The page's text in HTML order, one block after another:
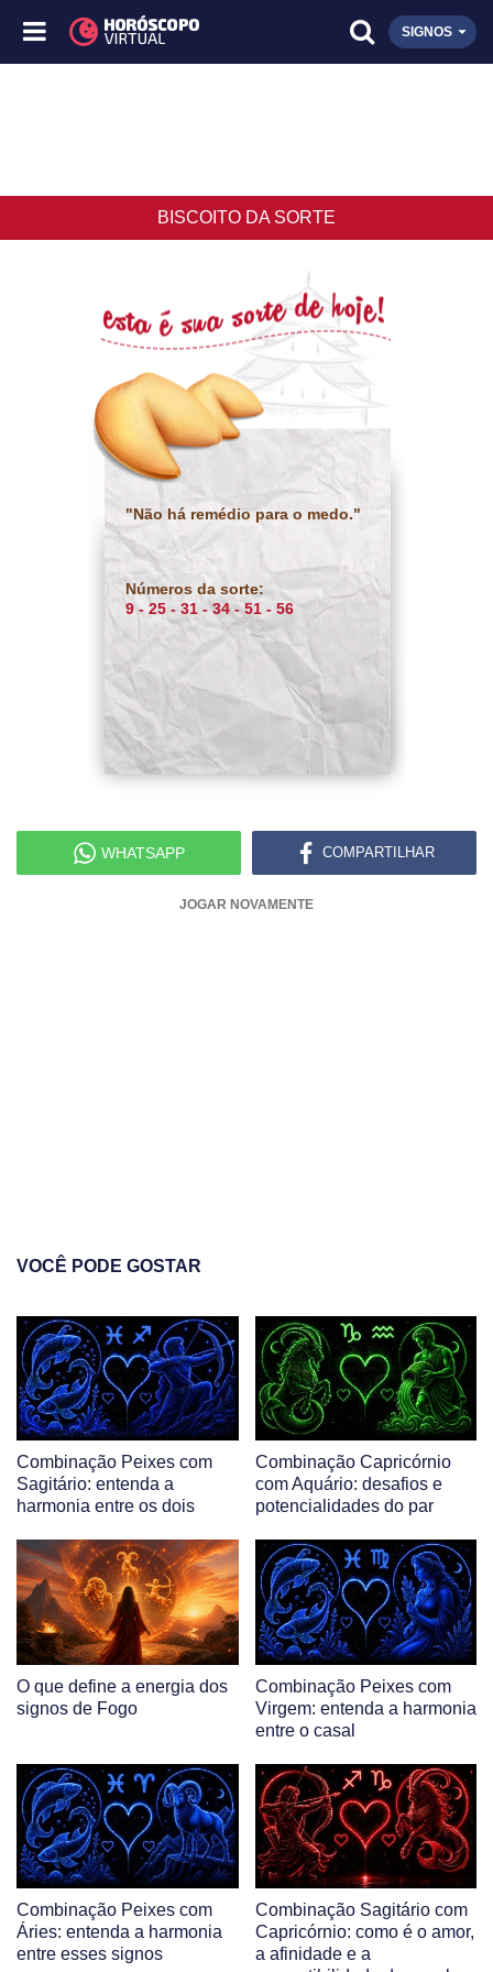
SIGNOS
BISCOITO DA SORTE
"Não há remédio para o medo."
Números da sorte:
9 - 25 - 31 - 34 - 51 - 56
WHATSAPP COMPARTILHAR
JOGAR NOVAMENTE
VOCÊ PODE GOSTAR
Combinação Peixes com
Sagitário: entenda a
harmonia entre os dois
Combinação Capricórnio
com Aquário: desafios e
potencialidades do par
O que define a energia dos
signos de Fogo
Combinação Peixes com
Virgem: entenda a harmonia
entre o casal
Combinação Peixes com
Áries: entenda a harmonia
entre esses signos
Combinação Sagitário com
Capricórnio: como é o amor,
a afinidade e a